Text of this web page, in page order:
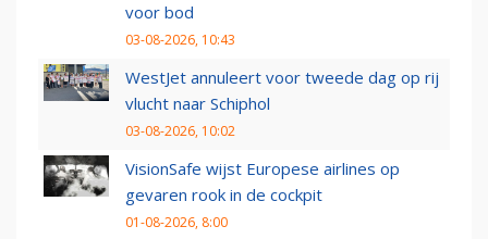
voor bod
03-08-2026, 10:43
WestJet annuleert voor tweede dag op rij
vlucht naar Schiphol
03-08-2026, 10:02
VisionSafe wijst Europese airlines op
gevaren rook in de cockpit
01-08-2026, 8:00